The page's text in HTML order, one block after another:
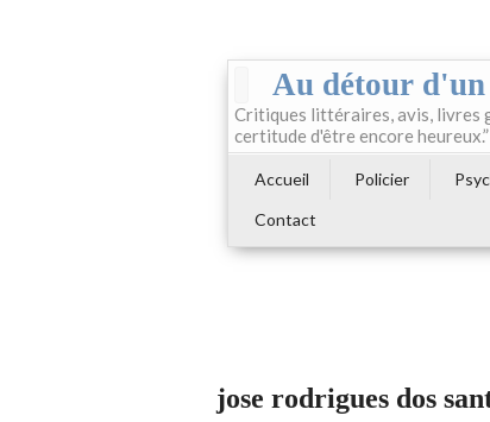
Au détour
Critiques littéraires, avis, livres
certitude d'être encore
Accueil Policier
Contact
jose rodrigues dos